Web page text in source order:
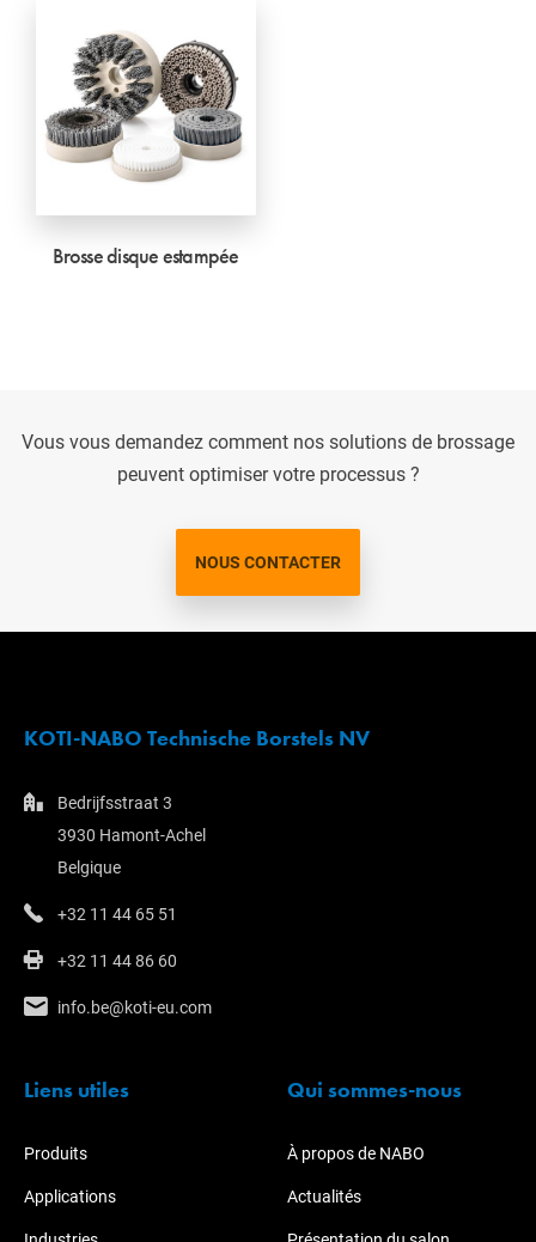
Brosse disque estampée
Vous vous demandez comment nos solutions de brossage
peuvent optimiser votre processus ?
NOUS CONTACTER
KOTI-NABO Technische Borstels NV
Bedrijfsstraat 3
3930 Hamont-Achel
Belgique
+32 11 44 65 51
+32 11 44 86 60
info.be@koti-eu.com
Liens utiles
Produits
Applications
Qui sommes-nous
À propos de NABO
Actualités